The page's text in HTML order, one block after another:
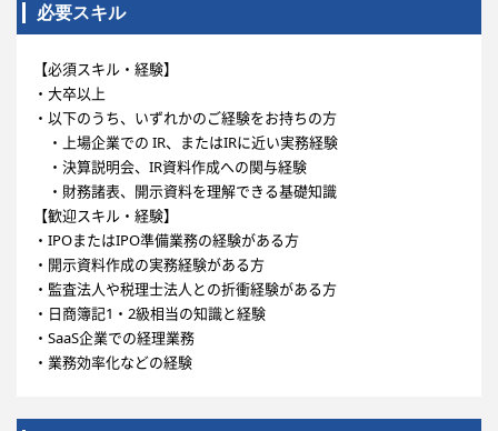
必要スキル
【必須スキル・経験】
・大卒以上
・以下のうち、いずれかのご経験をお持ちの方
・上場企業での IR、またはIRに近い実務経験
・決算説明会、IR資料作成への関与経験
・財務諸表、開示資料を理解できる基礎知識
【歓迎スキル・経験】
・IPOまたはIPO準備業務の経験がある方
・開示資料作成の実務経験がある方
・監査法人や税理士法人との折衝経験がある方
・日商簿記1・2級相当の知識と経験
・SaaS企業での経理業務
・業務効率化などの経験